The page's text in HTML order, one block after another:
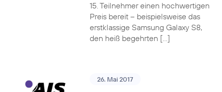
15. Teilnehmer einen hochwertigen
Preis bereit – beispielsweise das
erstklassige Samsung Galaxy S8,
den heiß begehrten […]
26. Mai 2017